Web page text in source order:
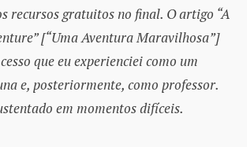
recursos gratuitos no final. O artigo “A
[“Uma Aventura Maravilhosa”]
que eu experienciei como um
e, posteriormente, como professor.
em momentos difíceis.